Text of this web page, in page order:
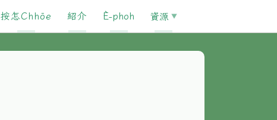
按怎Chhōe 紹介 È-phoh 資源